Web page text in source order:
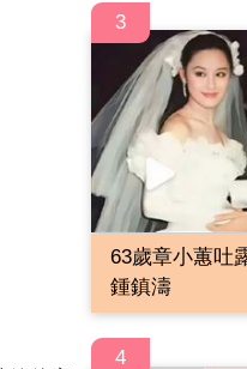
3
63歲章小蕙吐
鍾鎮濤
4